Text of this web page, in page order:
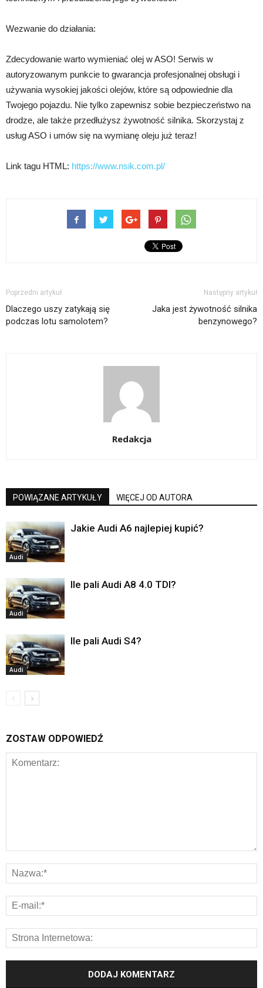
Wezwanie do działania:
Zdecydowanie warto wymieniać olej w ASO! Serwis w
autoryzowanym punkcie to gwarancja profesjonalnej obsługi i
używania wysokiej jakości olejów, które są odpowiednie dla
Twojego pojazdu. Nie tylko zapewnisz sobie bezpieczeństwo na
drodze, ale także przedłużysz żywotność silnika. Skorzystaj z
usług ASO i umów się na wymianę oleju już teraz!
Link tagu HTML: https://www.nsik.com.pl/
Poprzedni artykuł
Dlaczego uszy zatykają się
podczas lotu samolotem?
Następny artykuł
Jaka jest żywotność silnika
benzynowego?
Redakcja
POWIĄZANE ARTYKUŁY WIĘCEJ OD AUTORA
Audi
Jakie Audi A6 najlepiej kupić?
Audi
Ile pali Audi A8 4.0 TDI?
Audi
Ile pali Audi S4?
ZOSTAW ODPOWIEDŹ